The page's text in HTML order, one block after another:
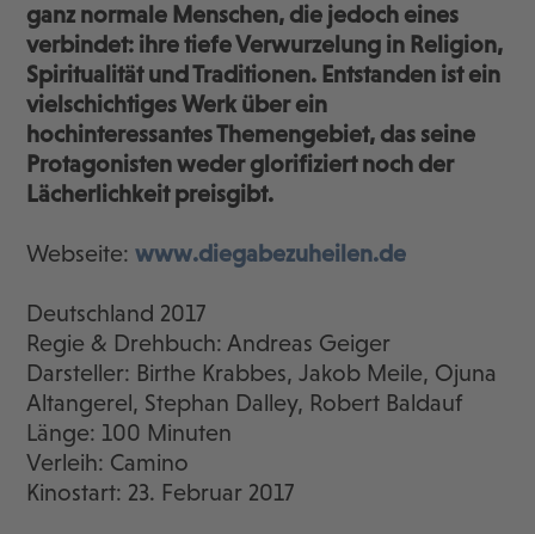
ganz normale Menschen, die jedoch eines
verbindet: ihre tiefe Verwurzelung in Religion,
Spiritualität und Traditionen. Entstanden ist ein
vielschichtiges Werk über ein
hochinteressantes Themengebiet, das seine
Protagonisten weder glorifiziert noch der
Lächerlichkeit preisgibt.
Webseite:www.diegabezuheilen.de
Deutschland 2017
Regie & Drehbuch: Andreas Geiger
Darsteller: Birthe Krabbes, Jakob Meile, Ojuna
Altangerel, Stephan Dalley, Robert Baldauf
Länge: 100 Minuten
Verleih: Camino
Kinostart: 23. Februar 2017